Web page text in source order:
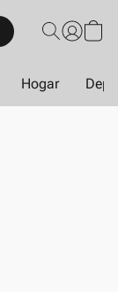
Hogar